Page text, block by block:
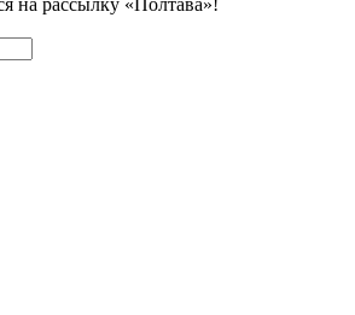
на рассылку «Полтава»!